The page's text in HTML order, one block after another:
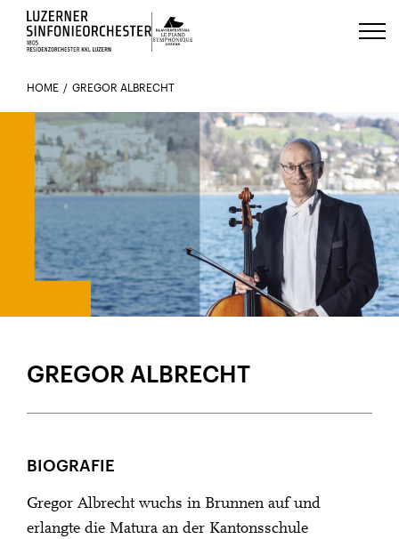
Luzerns Klavierfestival «Le Piano
HOME GREGOR ALBRECHT
GREGOR ALBRECHT
BIOGRAFIE
Gregor Albrecht wuchs in Brunnen auf und
erlangte die Matura an der Kantonsschule